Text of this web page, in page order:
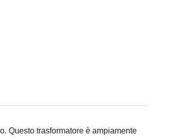
Questo trasformatore è ampiamente